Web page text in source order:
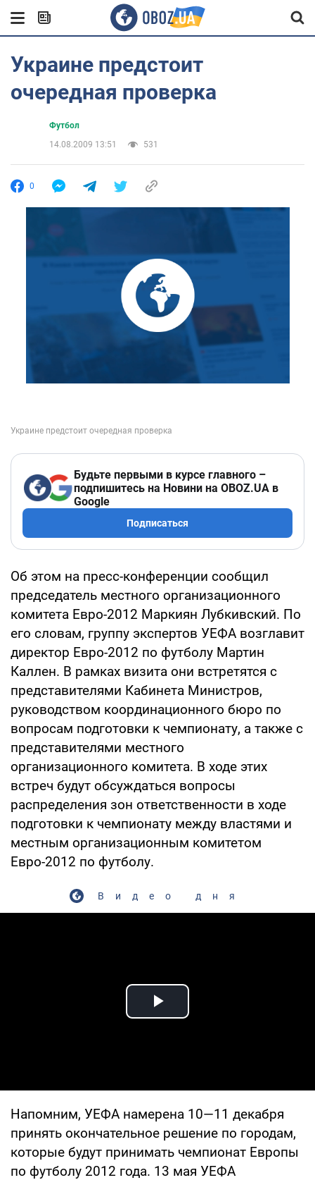
Украине предстоит
очередная проверка
Футбол
14.08.2009 13:51
531
0
Будьте первыми в курсе главного –
подпишитесь на Новини на OBOZ.UA в
Google
Подписаться
Об этом на пресс-конференции сообщил
председатель местного организационного
комитета Евро-2012 Маркиян Лубкивский. По
его словам, группу экспертов УЕФА возглавит
директор Евро-2012 по футболу Мартин
Каллен. В рамках визита они встретятся с
представителями Кабинета Министров,
руководством координационного бюро по
вопросам подготовки к чемпионату, а также с
представителями местного
организационного комитета. В ходе этих
встреч будут обсуждаться вопросы
распределения зон ответственности в ходе
подготовки к чемпионату между властями и
местным организационным комитетом
Евро-2012 по футболу.
Видео дня
Play Video
Напомним, УЕФА намерена 10—11 декабря
принять окончательное решение по городам,
которые будут принимать чемпионат Европы
по футболу 2012 года. 13 мая УЕФА